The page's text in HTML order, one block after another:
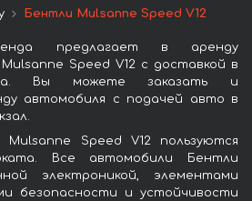
Бентли Mulsanne Speed V12
предлагает в аренду
Speed V12 с доставкой в
Вы можете заказать и
автомобиля с подачей авто в
Speed V12 пользуются
Все автомобили Бентли
электроникой, элементами
безопасности и устойчивости